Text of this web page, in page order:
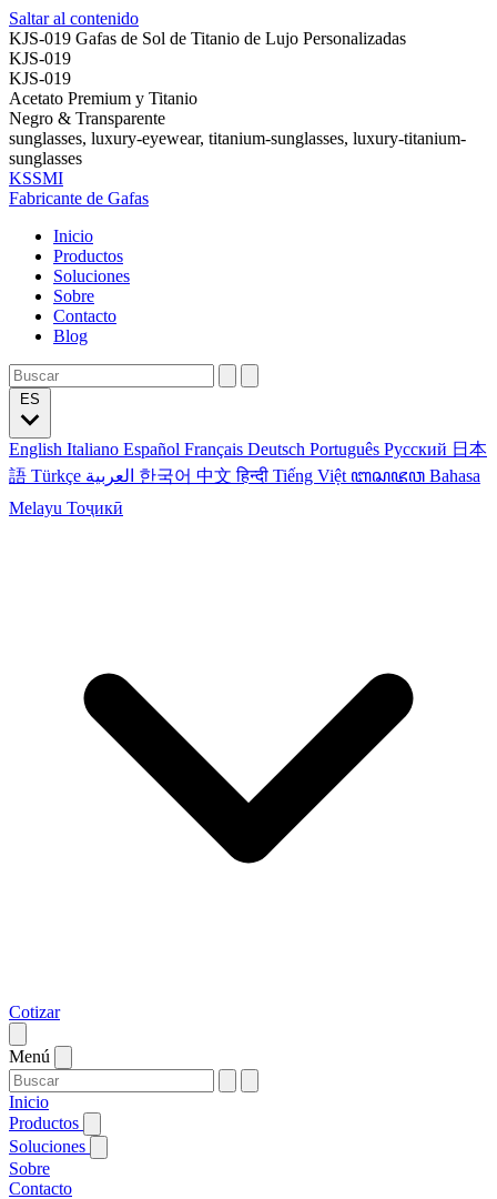
Saltar al contenido
KJS-019 Gafas de Sol de Titanio de Lujo Personalizadas
KJS-019
KJS-019
Acetato Premium y Titanio
Negro & Transparente
sunglasses, luxury-eyewear, titanium-sunglasses, luxury-titanium-
sunglasses
KSSMI
Fabricante de Gafas
Inicio
Productos
Soluciones
Sobre
Contacto
Blog
English Italiano Español Français Deutsch Português Русский 日本
語 Türkçe 한국어 中文हिन्दी Tiếng Việt ꦧꦱꦗꦮ Bahasa
Melayu Тоҷикӣ
Cotizar
Menú
Inicio
Productos
Soluciones
Sobre
Contacto